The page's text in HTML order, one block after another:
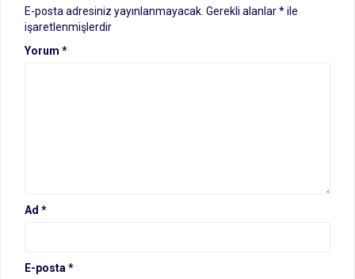
E-posta adresiniz yayınlanmayacak. Gerekli alanlar*ile
işaretlenmişlerdir
Yorum *
Ad *
E-posta *